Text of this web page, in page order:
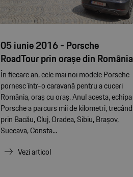
05 iunie 2016 - Porsche
RoadTour prin orașe din România
În fiecare an, cele mai noi modele Porsche
pornesc într-o caravană pentru a cuceri
România, oraș cu oraș. Anul acesta, echipa
Porsche a parcurs mii de kilometri, trecând
prin Bacău, Cluj, Oradea, Sibiu, Brașov,
Suceava, Consta...
Vezi articol